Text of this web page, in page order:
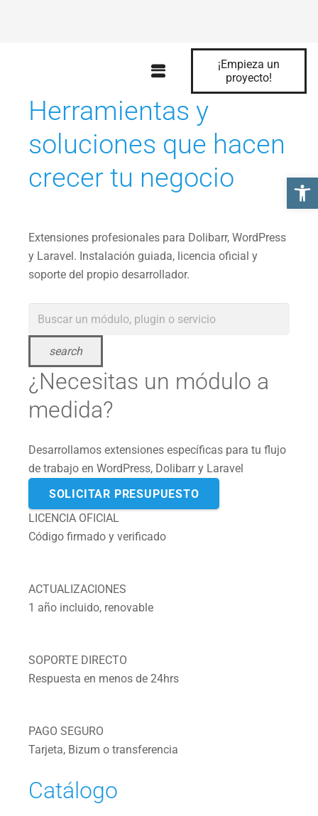
¡Empieza un
proyecto!
MARKETPLACE DE SOFTWARE Y SERVICIOS
Herramientas y
soluciones que hacen
crecer tu negocio
Extensiones profesionales para Dolibarr, WordPress
y Laravel. Instalación guiada, licencia oficial y
soporte del propio desarrollador.
search
¿Necesitas un módulo a
medida?
Desarrollamos extensiones específicas para tu flujo
de trabajo en WordPress, Dolibarr y Laravel
SOLICITAR PRESUPUESTO
LICENCIA OFICIAL
Código firmado y verificado
ACTUALIZACIONES
1 año incluido, renovable
SOPORTE DIRECTO
Respuesta en menos de 24hrs
PAGO SEGURO
Tarjeta, Bizum o transferencia
Catálogo
Abrir